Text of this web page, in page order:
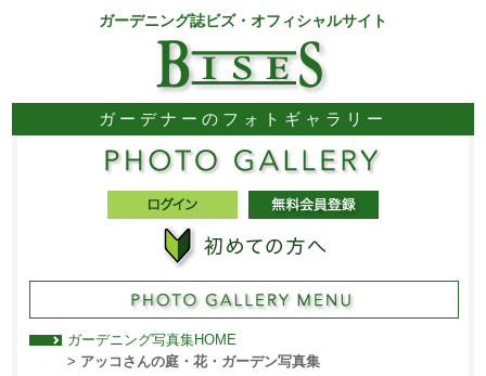
ガーデニング誌ビズ・オフィシャルサイト
ガーデナーのフォトギャラリー
ガーデニング写真集HOME
> アッコさんの庭・花・ガーデン写真集